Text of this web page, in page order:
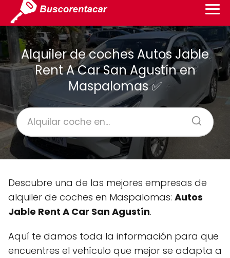
Alquiler de coches Autos Jable
Rent A Car San Agustín en
Maspalomas ✅
Descubre una de las mejores empresas de
alquiler de coches en Maspalomas: Autos
Jable Rent A Car San Agustín.
Aquí te damos toda la información para que
encuentres el vehículo que mejor se adapta a